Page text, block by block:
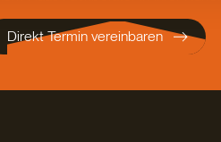
Direkt Termin vereinbaren